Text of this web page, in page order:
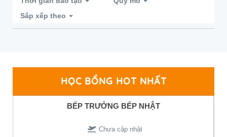
Sắp xếp theo
HỌC BỔNG HOT NHẤT
BẾP TRƯỞNG BẾP NHẬT
Chưa cập nhật